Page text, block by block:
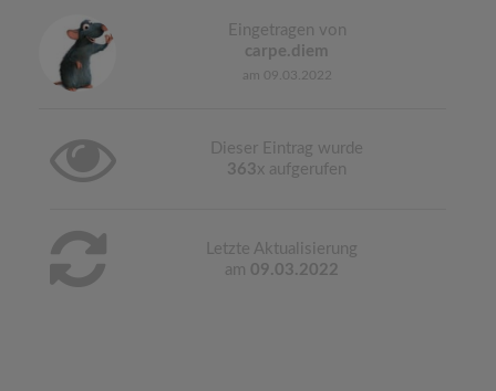
Eingetragen von
carpe.diem
am 09.03.2022
Dieser Eintrag wurde
363x aufgerufen
Letzte Aktualisierung
am 09.03.2022